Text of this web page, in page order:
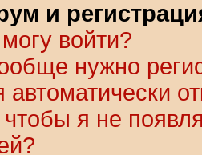
и
войти?
нужно
чтобы я не